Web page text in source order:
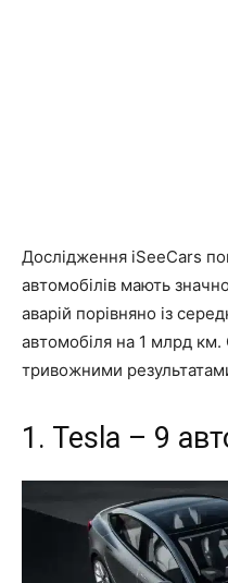
Дослідження iSeeCars
автомобілів мають
аварій порівняно із
автомобіля на 1 млрд км.
тривожними
1. Tesla – 9